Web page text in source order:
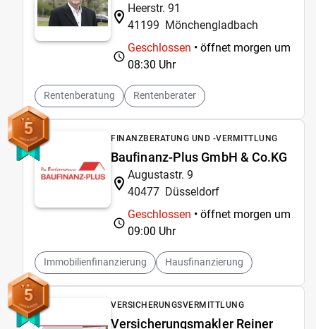
Heerstr. 91
41199 Mönchengladbach
Geschlossen • öffnet morgen um
08:30 Uhr
Rentenberatung Rentenberater
5 FINANZBERATUNG UND -VERMITTLUNG
Baufinanz-Plus GmbH & Co.KG
Augustastr. 9
40477 Düsseldorf
Geschlossen • öffnet morgen um
09:00 Uhr
Immobilienfinanzierung Hausfinanzierung
5 VERSICHERUNGSVERMITTLUNG
Versicherungsmakler Reiner